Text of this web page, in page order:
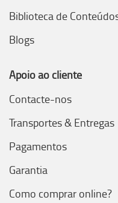
Biblioteca de
Blogs
Apoio ao cliente
Contacte-nos
Transportes & Entregas
Pagamentos
Garantia
Como comprar online?